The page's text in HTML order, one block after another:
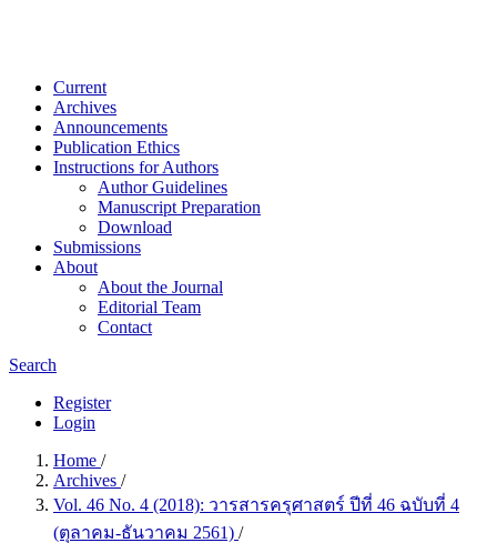
Current
Archives
Announcements
Publication Ethics
Instructions for Authors
Author Guidelines
Manuscript Preparation
Download
Submissions
About
About the Journal
Editorial Team
Contact
Search
Register
Login
Home /
Archives /
Vol. 46 No. 4 (2018): วารสารครุศาสตร์ ปีที่ 46 ฉบับที่ 4
(ตุลาคม-ธันวาคม 2561) /